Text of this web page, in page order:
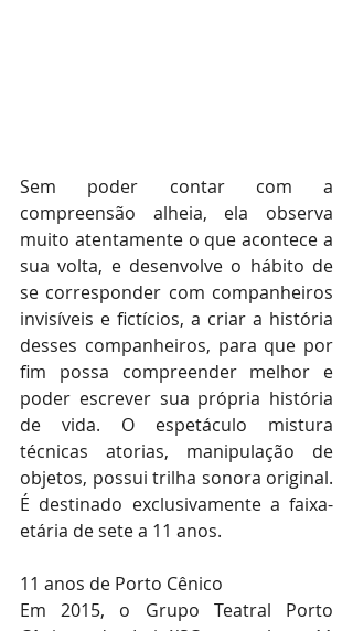
Sem poder contar com a
compreensão alheia, ela observa
muito atentamente o que acontece a
sua volta, e desenvolve o hábito de
se corresponder com companheiros
invisíveis e fictícios, a criar a história
desses companheiros, para que por
fim possa compreender melhor e
poder escrever sua própria história
de vida. O espetáculo mistura
técnicas atorias, manipulação de
objetos, possui trilha sonora original.
É destinado exclusivamente a faixa-
etária de sete a 11 anos.
11 anos de Porto Cênico
Em 2015, o Grupo Teatral Porto